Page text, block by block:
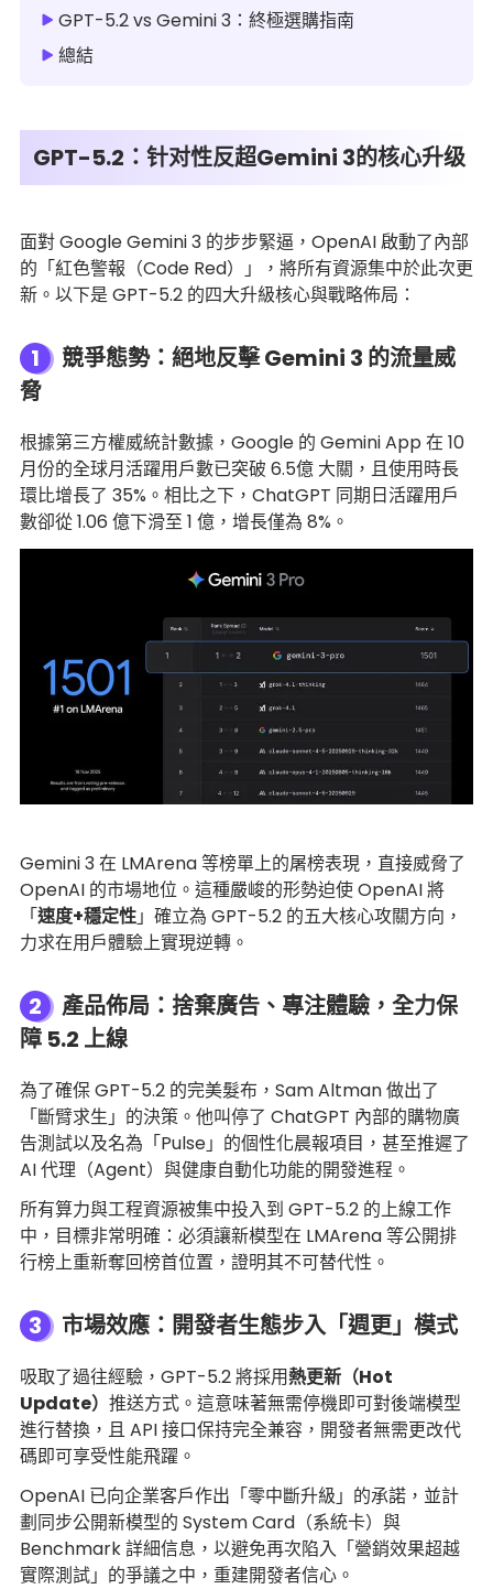
GPT-5.2 vs Gemini 3：終極選購指南
總結
GPT-5.2：针对性反超Gemini 3的核心升级
面對 Google Gemini 3 的步步緊逼，OpenAI 啟動了內部
的「紅色警報（Code Red）」，將所有資源集中於此次更
新。以下是 GPT-5.2 的四大升級核心與戰略佈局：
1
競爭態勢：絕地反擊 Gemini 3 的流量威
脅
根據第三方權威統計數據，Google 的 Gemini App 在 10
月份的全球月活躍用戶數已突破 6.5億 大關，且使用時長
環比增長了 35%。相比之下，ChatGPT 同期日活躍用戶
數卻從 1.06 億下滑至 1 億，增長僅為 8%。
Gemini 3 在 LMArena 等榜單上的屠榜表現，直接威脅了
OpenAI 的市場地位。這種嚴峻的形勢迫使 OpenAI 將
「速度+穩定性」確立為 GPT-5.2 的五大核心攻關方向，
力求在用戶體驗上實現逆轉。
2
產品佈局：捨棄廣告、專注體驗，全力保
障 5.2 上線
為了確保 GPT-5.2 的完美髮布，Sam Altman 做出了
「斷臂求生」的決策。他叫停了 ChatGPT 內部的購物廣
告測試以及名為「Pulse」的個性化晨報項目，甚至推遲了
AI 代理（Agent）與健康自動化功能的開發進程。
所有算力與工程資源被集中投入到 GPT-5.2 的上線工作
中，目標非常明確：必須讓新模型在 LMArena 等公開排
行榜上重新奪回榜首位置，證明其不可替代性。
3 市場效應：開發者生態步入「週更」模式
吸取了過往經驗，GPT-5.2 將採用熱更新（Hot
Update） 推送方式。這意味著無需停機即可對後端模型
進行替換，且 API 接口保持完全兼容，開發者無需更改代
碼即可享受性能飛躍。
OpenAI 已向企業客戶作出「零中斷升級」的承諾，並計
劃同步公開新模型的 System Card（系統卡）與
Benchmark 詳細信息，以避免再次陷入「營銷效果超越
實際測試」的爭議之中，重建開發者信心。